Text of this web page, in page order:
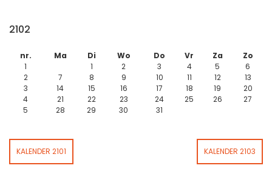
2102
nr. Ma Di Wo Do Vr Za
Zo
1
1 2 3 4 5
6
2
7 8 9 10 11 12
13
3
14 15 16 17 18 19
20
4
21 22 23 24 25 26
27
5
28 29 30 31
KALENDER 2101 KALENDER 2103